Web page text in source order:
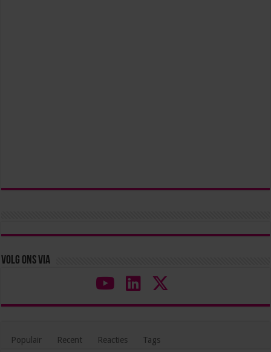
Volg ons via
Populair Recent Reacties Tags